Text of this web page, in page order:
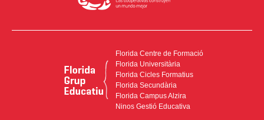
Florida Centre de Formació
Florida Universitària
Florida Cicles Formatius
Florida Secundària
Florida Campus Alzira
Ninos Gestió Educativa